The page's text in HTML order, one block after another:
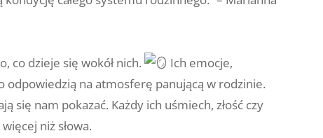
co dzieje się wokół nich.
Ich emocje,
odpowiedzią na atmosferę panującą w rodzinie.
się nam pokazać. Każdy ich uśmiech, złość czy
niż słowa.